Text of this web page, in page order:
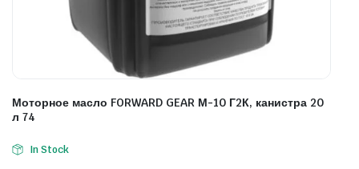
Моторное масло FORWARD GEAR М-10 Г2К, канистра 20
л 74
In Stock